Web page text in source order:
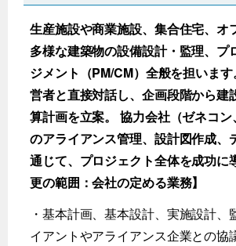
生産施設や商業施設、集合住宅、オ
多様な建築物の設備設計・監理、プ
ジメント（PM/CM）全般を担いま
営者と直接対話し、企画段階から建
算計画を立案。 協力会社（ゼネコン
のアライアンス管理、設計図作成、
通じて、プロジェクト全体を成功に
更の範囲：会社の定める業務】
・基本計画、基本設計、実施設計、
イアントやアライアンス企業との協